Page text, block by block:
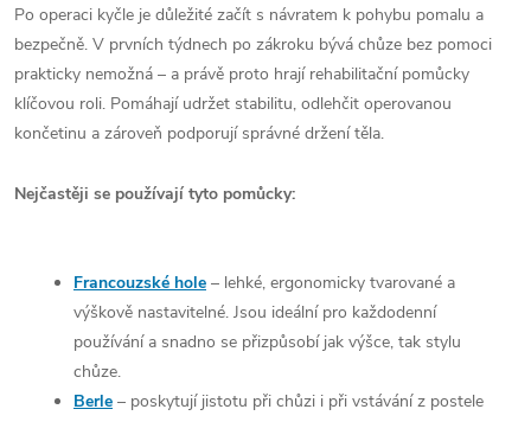
Po operaci kyčle je důležité začít s návratem k pohybu pomalu a
bezpečně. V prvních týdnech po zákroku bývá chůze bez pomoci
prakticky nemožná – a právě proto hrají rehabilitační pomůcky
klíčovou roli. Pomáhají udržet stabilitu, odlehčit operovanou
končetinu a zároveň podporují správné držení těla.
Nejčastěji se používají tyto pomůcky:
Francouzské hole – lehké, ergonomicky tvarované a
výškově nastavitelné. Jsou ideální pro každodenní
používání a snadno se přizpůsobí jak výšce, tak stylu
chůze.
Berle – poskytují jistotu při chůzi i při vstávání z postele